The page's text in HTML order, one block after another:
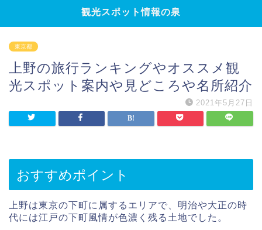
観光スポット情報の泉
東京都
上野の旅行ランキングやオススメ観
光スポット案内や見どころや名所紹介
2021年5月27日
おすすめポイント
上野は東京の下町に属するエリアで、明治や大正の時
代には江戸の下町風情が色濃く残る土地でした。